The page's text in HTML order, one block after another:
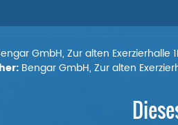
GmbH, Zur alten Exerzierhalle
Bengar GmbH, Zur alten